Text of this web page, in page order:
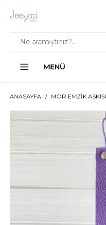
MENÜ
ANASAYFA MOR EMZIK ASKISI